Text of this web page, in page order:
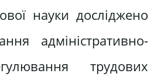
науки досліджено
адміністративно-
трудових